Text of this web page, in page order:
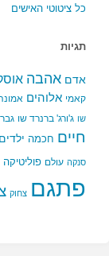
כל ציטוטי האישים
תגיות
אדם אהבה
קאמי אלוהים
שו ג'ורג' ברנרד שו גבר
חיים חכמה ילדים
סנקה עולם פוליטיקה
פתגם צחוק